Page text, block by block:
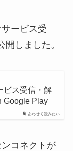
ービス受
しました。
あわせて読みたい
ビス受信・解
Google Play
ンコネクトが